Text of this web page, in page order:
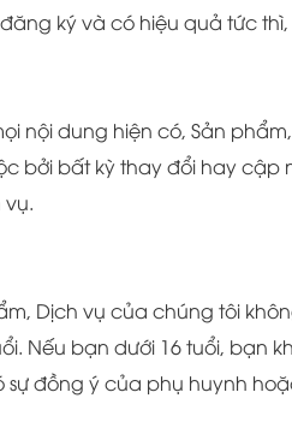
ký và có hiệu quả tức
nội dung hiện có, Sản
bởi bất kỳ thay đổi hay cập
Dịch vụ của chúng tôi
Nếu bạn dưới 16 tuổi, bạn
đồng ý của phụ huynh